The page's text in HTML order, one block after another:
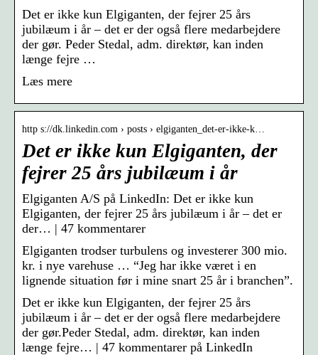
Det er ikke kun Elgiganten, der fejrer 25 års
jubilæum i år – det er der også flere medarbejdere
der gør. Peder Stedal, adm. direktør, kan inden
længe fejre …
Læs mere
http s://dk.linkedin.com › posts › elgiganten_det-er-ikke-k…
Det er ikke kun Elgiganten, der
fejrer 25 års jubilæum i år
Elgiganten A/S på LinkedIn: Det er ikke kun
Elgiganten, der fejrer 25 års jubilæum i år – det er
der… | 47 kommentarer
Elgiganten trodser turbulens og investerer 300 mio.
kr. i nye varehuse … “Jeg har ikke været i en
lignende situation før i mine snart 25 år i branchen”.
Det er ikke kun Elgiganten, der fejrer 25 års
jubilæum i år – det er der også flere medarbejdere
der gør.Peder Stedal, adm. direktør, kan inden
længe fejre… | 47 kommentarer på LinkedIn